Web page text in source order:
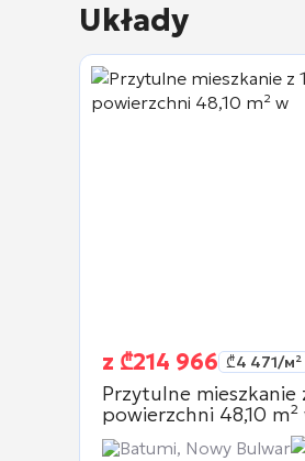
Układy
z ₾214 966 ₾4 471/м²
Przytulne mieszkanie
powierzchni 48,10 m²
Batumi, Nowy Bulwar